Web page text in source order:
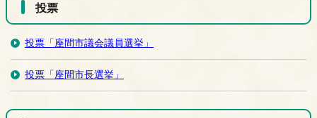
投票
投票「座間市議会議員選挙」
投票「座間市長選挙」